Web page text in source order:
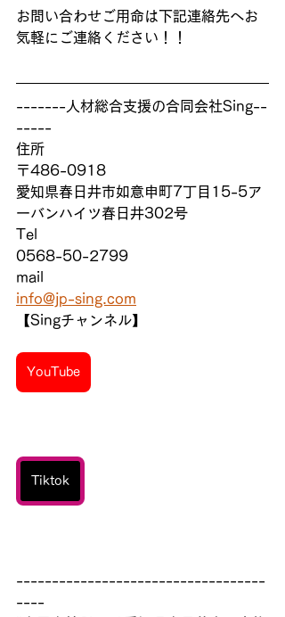
お問い合わせご用命は下記連絡先へお
気軽にご連絡ください！！
-------人材総合支援の合同会社Sing--
-----
住所
〒486-0918
愛知県春日井市如意申町7丁目15-5ア
ーバンハイツ春日井302号
Tel
0568-50-2799
mail
info@jp-sing.com
【Singチャンネル】
YouTube
Tiktok
-----------------------------------
----